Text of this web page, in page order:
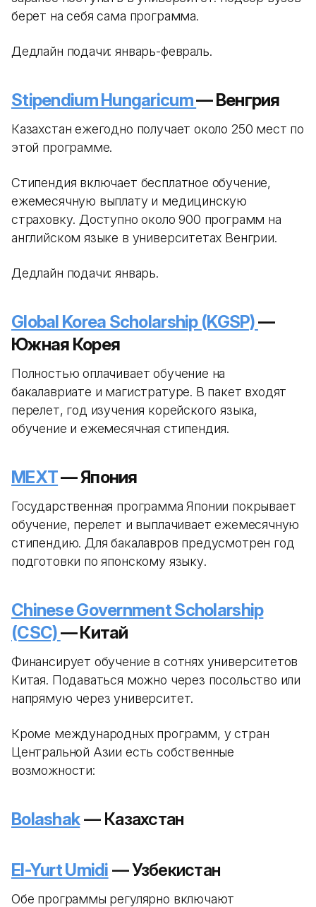
берет на себя сама программа.
Дедлайн подачи: январь-февраль.
Stipendium Hungaricum— Венгрия
Казахстан ежегодно получает около 250 мест по
этой программе.
Стипендия включает бесплатное обучение,
ежемесячную выплату и медицинскую
страховку. Доступно около 900 программ на
английском языке в университетах Венгрии.
Дедлайн подачи: январь.
Global Korea Scholarship (KGSP)—
Южная Корея
Полностью оплачивает обучение на
бакалавриате и магистратуре. В пакет входят
перелет, год изучения корейского языка,
обучение и ежемесячная стипендия.
MEXT— Япония
Государственная программа Японии покрывает
обучение, перелет и выплачивает ежемесячную
стипендию. Для бакалавров предусмотрен год
подготовки по японскому языку.
Chinese Government Scholarship
(CSC)— Китай
Финансирует обучение в сотнях университетов
Китая. Подаваться можно через посольство или
напрямую через университет.
Кроме международных программ, у стран
Центральной Азии есть собственные
возможности:
Bolashak— Казахстан
El-Yurt Umidi — Узбекистан
Обе программы регулярно включают